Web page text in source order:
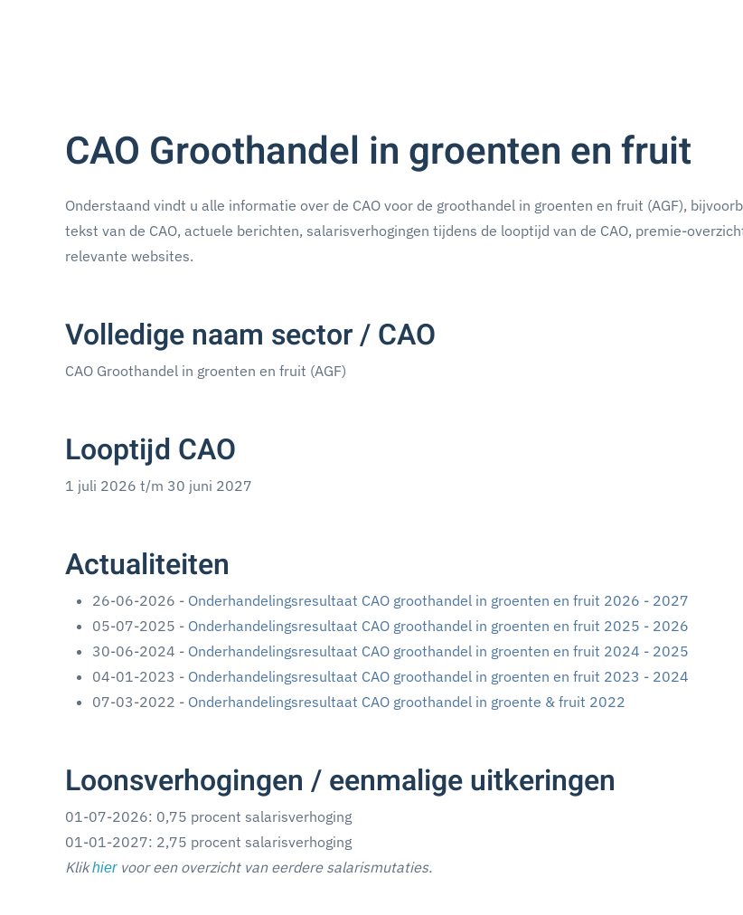
CAO Groothandel in groenten en fruit
Onderstaand vindt u alle informatie over de CAO voor de groothandel in groenten en fruit (AGF),
tekst van de CAO, actuele berichten, salarisverhogingen tijdens de looptijd van de CAO, premie-
relevante websites.
Volledige naam sector / CAO
CAO Groothandel in groenten en fruit (AGF)
Looptijd CAO
1 juli 2026 t/m 30 juni 2027
Actualiteiten
26-06-2026 - Onderhandelingsresultaat CAO groothandel in groenten en fruit 2026 - 2027
05-07-2025 - Onderhandelingsresultaat CAO groothandel in groenten en fruit 2025 - 2026
30-06-2024 - Onderhandelingsresultaat CAO groothandel in groenten en fruit 2024 - 2025
04-01-2023 - Onderhandelingsresultaat CAO groothandel in groenten en fruit 2023 - 2024
07-03-2022 - Onderhandelingsresultaat CAO groothandel in groente & fruit 2022
Loonsverhogingen / eenmalige uitkeringen
01-07-2026: 0,75 procent salarisverhoging
01-01-2027: 2,75 procent salarisverhoging
Klikhiervoor een overzicht van eerdere salarismutaties.